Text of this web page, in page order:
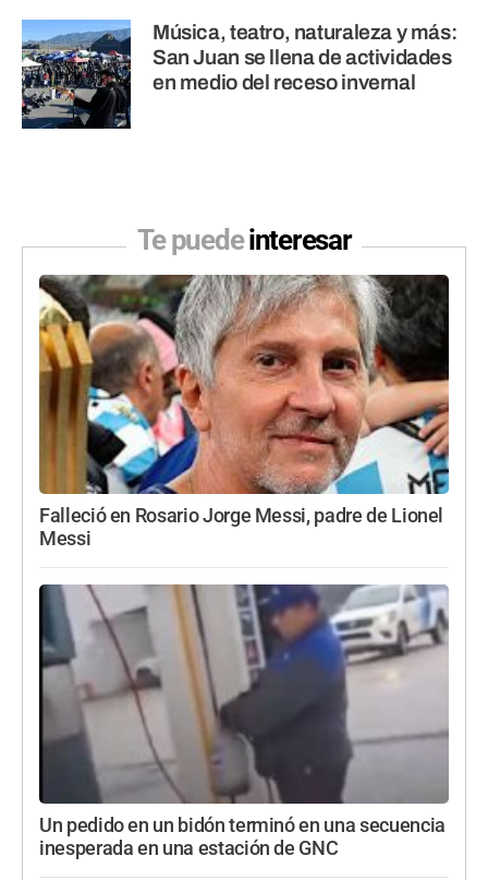
Música, teatro, naturaleza y más:
San Juan se llena de actividades
en medio del receso invernal
Te puedeinteresar
Falleció en Rosario Jorge Messi, padre de Lionel
Messi
Un pedido en un bidón terminó en una secuencia
inesperada en una estación de GNC